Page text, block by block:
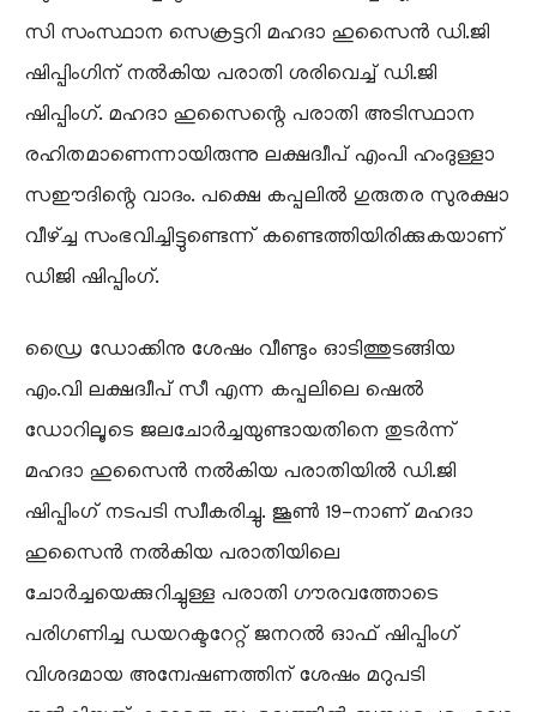
സി സംസ്ഥാന സെക്രട്ടറി മഹദാ ഹുസൈൻ ഡി.ജി
ഷിപ്പിംഗിന് നൽകിയ പരാതി ശരിവെച്ച് ഡി.ജി
ഷിപ്പിംഗ്. മഹദാ ഹുസൈന്റെ പരാതി അടിസ്ഥാന
രഹിതമാണെന്നായിരുന്നു ലക്ഷദ്വീപ് എംപി ഹംദുള്ളാ
സഈദിന്റെ വാദം. പക്ഷെ കപ്പലിൽ ഗുരുതര സുരക്ഷാ
വീഴ്ച്ച സംഭവിച്ചിട്ടുണ്ടെന്ന് കണ്ടെത്തിയിരിക്കുകയാണ്
ഡിജി ഷിപ്പിംഗ്.
ഡ്രൈ ഡോക്കിനു ശേഷം വീണ്ടും ഓടിത്തുടങ്ങിയ
എം.വി ലക്ഷദ്വീപ് സീ എന്ന കപ്പലിലെ ഷെൽ
ഡോറിലൂടെ ജലചോർച്ചയുണ്ടായതിനെ തുടർന്ന്
മഹദാ ഹുസൈൻ നൽകിയ പരാതിയിൽ ഡി.ജി
ഷിപ്പിംഗ് നടപടി സ്വീകരിച്ചു. ജൂൺ 19-നാണ് മഹദാ
ഹുസൈൻ നൽകിയ പരാതിയിലെ
ചോർച്ചയെക്കുറിച്ചുള്ള പരാതി ഗൗരവത്തോടെ
പരിഗണിച്ച ഡയറക്ടറേറ്റ് ജനറൽ ഓഫ് ഷിപ്പിംഗ്
വിശദമായ അന്വേഷണത്തിന് ശേഷം മറുപടി